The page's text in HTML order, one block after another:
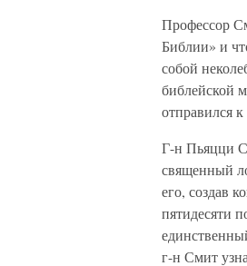
Профессор
Библии» и
собой
библейской
отправился
Г-н Пьяцци
священный
его, создав
пятидесяти
г-н Смит